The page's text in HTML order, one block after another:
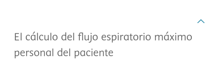
El cálculo del flujo espiratorio máximo
personal del paciente